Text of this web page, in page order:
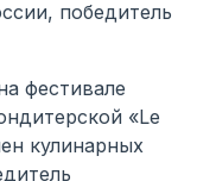
победитель
фестивале
«Le
кулинарных